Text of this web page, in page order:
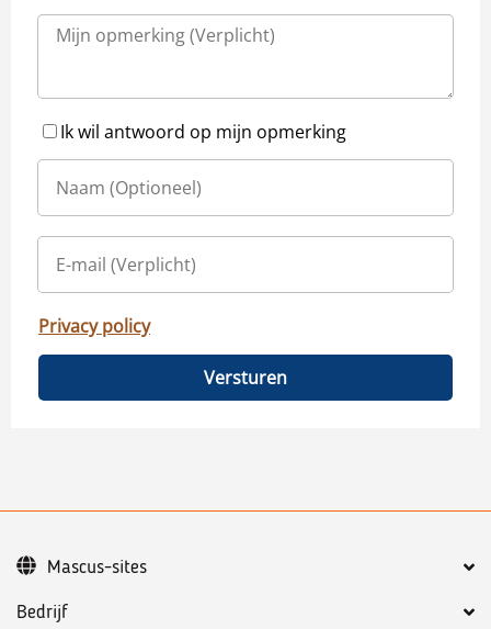
Ik wil antwoord op mijn opmerking
Privacy policy
Versturen
Bedrijf
Mascus-sites